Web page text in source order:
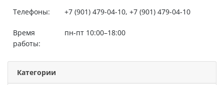
Телефоны: +7 (901) 479-04-10, +7 (901) 479-04-10
Время
работы:
пн-пт 10:00–18:00
Категории